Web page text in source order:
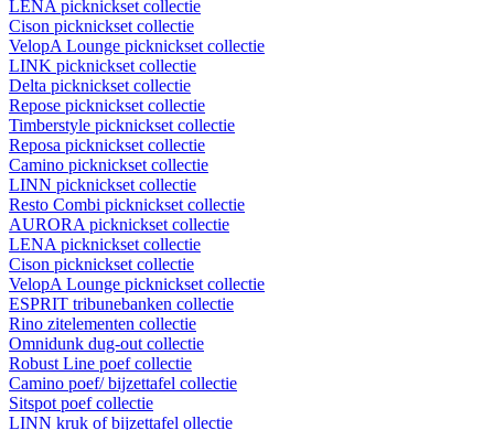
LENA picknickset collectie
Cison picknickset collectie
VelopA Lounge picknickset collectie
LINK picknickset collectie
Delta picknickset collectie
Repose picknickset collectie
Timberstyle picknickset collectie
Reposa picknickset collectie
Camino picknickset collectie
LINN picknickset collectie
Resto Combi picknickset collectie
AURORA picknickset collectie
LENA picknickset collectie
Cison picknickset collectie
VelopA Lounge picknickset collectie
ESPRIT tribunebanken collectie
Rino zitelementen collectie
Omnidunk dug-out collectie
Robust Line poef collectie
Camino poef/ bijzettafel collectie
Sitspot poef collectie
LINN kruk of bijzettafel ollectie